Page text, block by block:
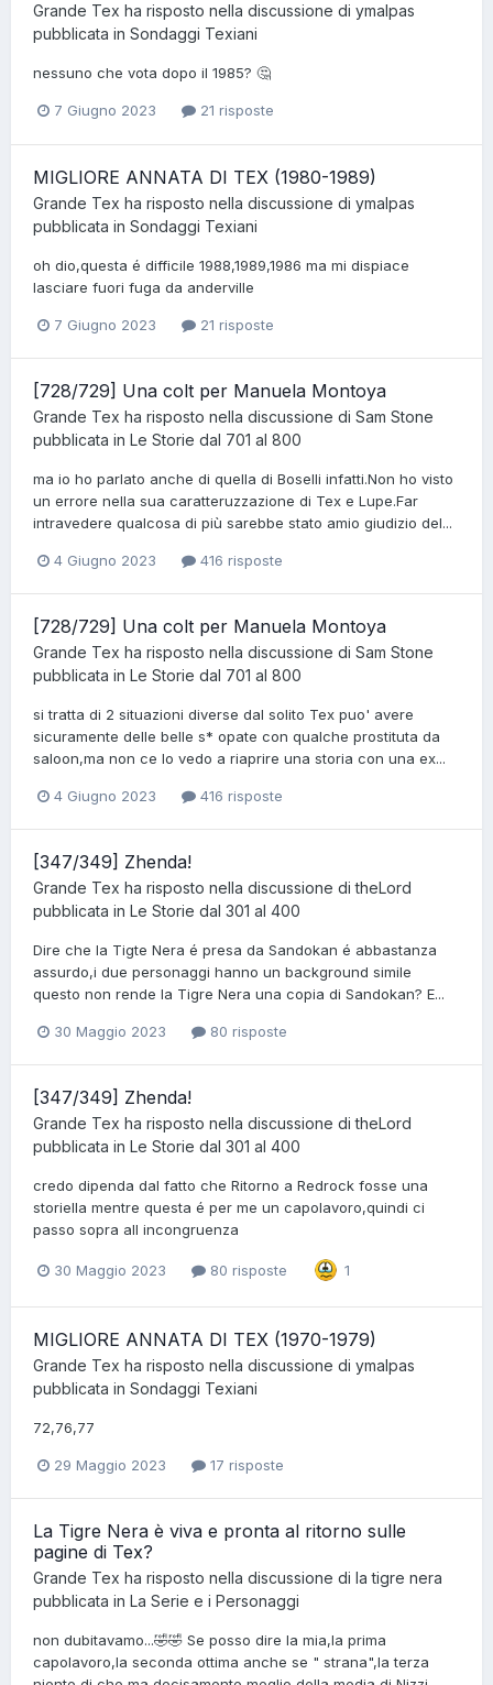
Grande Tex ha risposto nella discussione di ymalpas
pubblicata in Sondaggi Texiani
nessuno che vota dopo il 1985? 🤔
7 Giugno 2023 21 risposte
MIGLIORE ANNATA DI TEX (1980-1989)
Grande Tex ha risposto nella discussione di ymalpas
pubblicata in Sondaggi Texiani
oh dio,questa é difficile 1988,1989,1986 ma mi dispiace
lasciare fuori fuga da anderville
7 Giugno 2023 21 risposte
[728/729] Una colt per Manuela Montoya
Grande Tex ha risposto nella discussione di Sam Stone
pubblicata in Le Storie dal 701 al 800
ma io ho parlato anche di quella di Boselli infatti.Non ho visto
un errore nella sua caratteruzzazione di Tex e Lupe.Far
intravedere qualcosa di più sarebbe stato amio giudizio del...
4 Giugno 2023 416 risposte
[728/729] Una colt per Manuela Montoya
Grande Tex ha risposto nella discussione di Sam Stone
pubblicata in Le Storie dal 701 al 800
si tratta di 2 situazioni diverse dal solito Tex puo' avere
sicuramente delle belle s* opate con qualche prostituta da
saloon,ma non ce lo vedo a riaprire una storia con una ex...
4 Giugno 2023 416 risposte
[347/349] Zhenda!
Grande Tex ha risposto nella discussione ditheLord
pubblicata in Le Storie dal 301 al 400
Dire che la Tigte Nera é presa da Sandokan é abbastanza
assurdo,i due personaggi hanno un background simile
questo non rende la Tigre Nera una copia di Sandokan? E...
30 Maggio 2023 80 risposte
[347/349] Zhenda!
Grande Tex ha risposto nella discussione ditheLord
pubblicata in Le Storie dal 301 al 400
credo dipenda dal fatto che Ritorno a Redrock fosse una
storiella mentre questa é per me un capolavoro,quindi ci
passo sopra all incongruenza
30 Maggio 2023 80 risposte 1
MIGLIORE ANNATA DI TEX (1970-1979)
Grande Tex ha risposto nella discussione di ymalpas
pubblicata in Sondaggi Texiani
72,76,77
29 Maggio 2023 17 risposte
La Tigre Nera è viva e pronta al ritorno sulle
pagine di Tex?
Grande Tex ha risposto nella discussione di la tigre nera
pubblicata in La Serie e i Personaggi
non dubitavamo...🤣🤣 Se posso dire la mia,la prima
capolavoro,la seconda ottima anche se " strana",la terza